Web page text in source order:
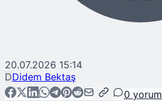
20.07.2026 15:14
DDidem Bektaş
0 yorum